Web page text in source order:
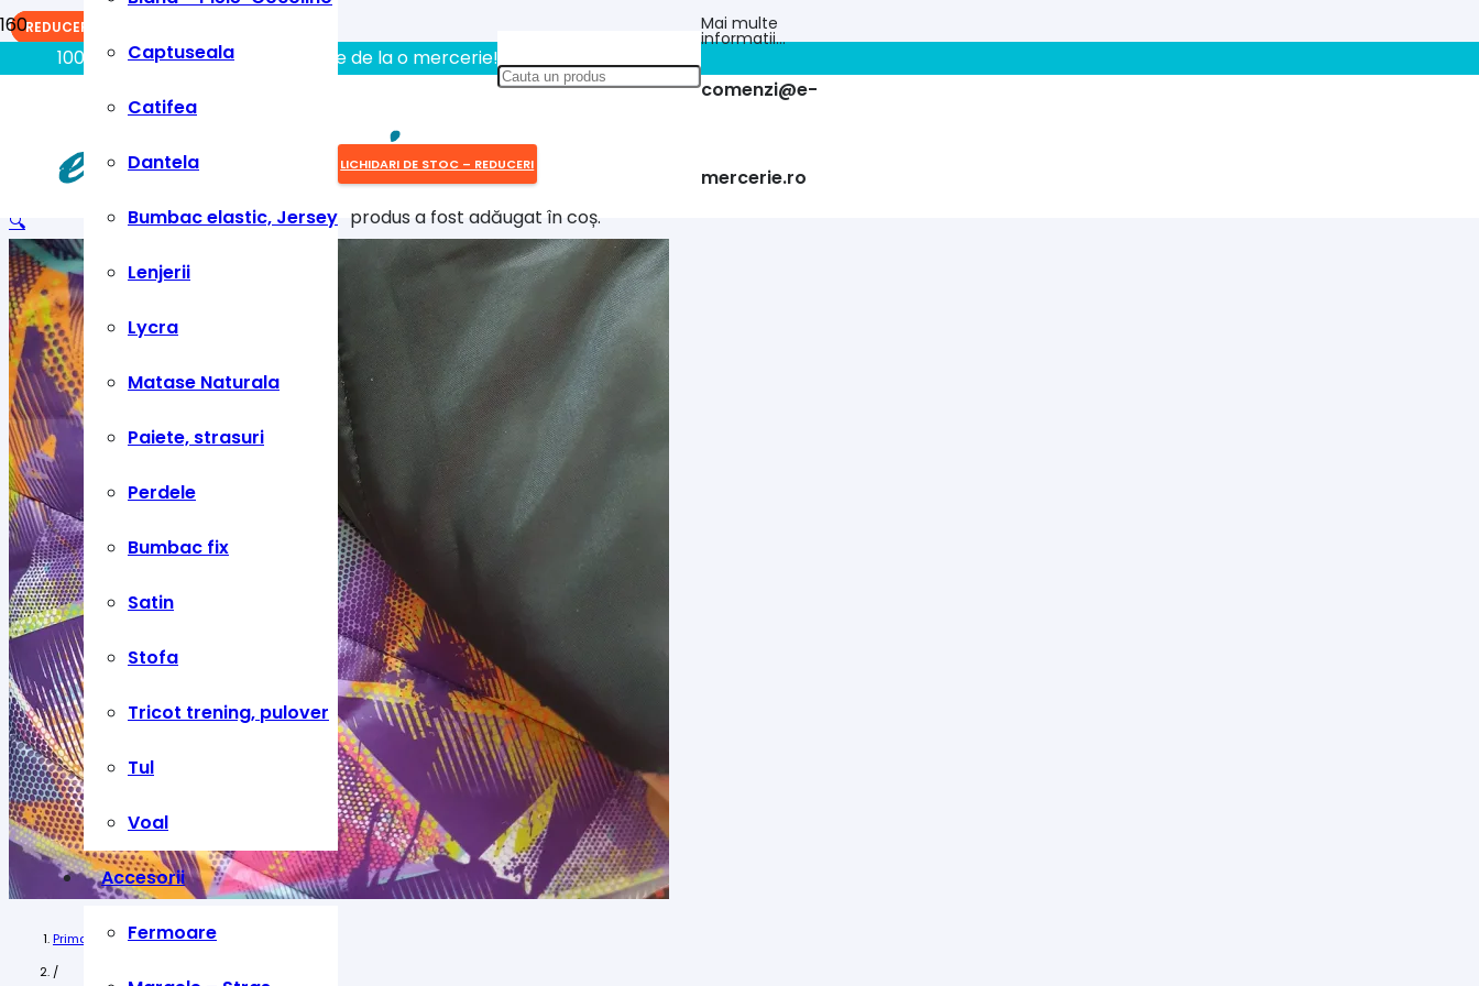
100% aici gasiti tot ce aveti nevoie de la o mercerie!!
Mai multe
informatii…
comenzi@e-
mercerie.ro
Captuseala
Catifea
Dantela
Bumbac elastic, Jersey
Lenjerii
Lycra
Matase Naturala
Paiete, strasuri
Perdele
Bumbac fix
Satin
Stofa
Tricot trening, pulover
Tul
Voal
Accesorii
Fermoare
LICHIDARI DE STOC – REDUCERI
produsa fost adăugat în coș.
🔍
Prima pagină
/
REDUCERI!
REDUCERI!
REDUCERI!